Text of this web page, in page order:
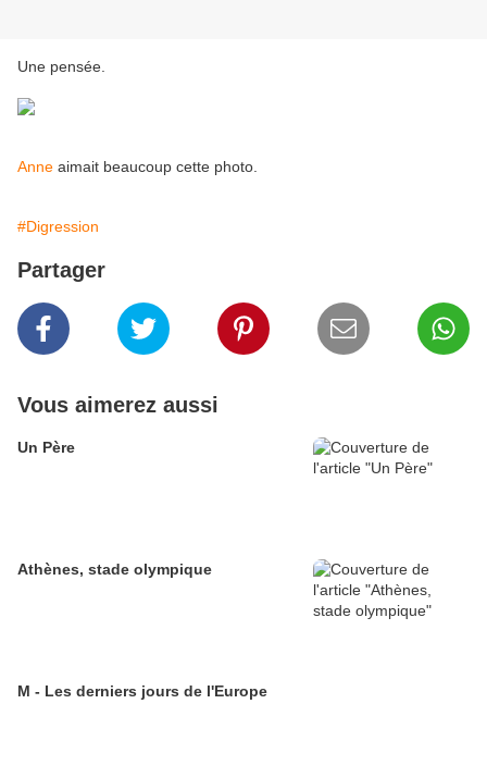
Une pensée.
Anne aimait beaucoup cette photo.
#Digression
Partager
Vous aimerez aussi
Un Père
Athènes, stade olympique
M - Les derniers jours de l'Europe